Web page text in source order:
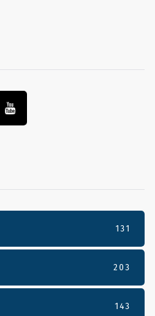
131
203
143